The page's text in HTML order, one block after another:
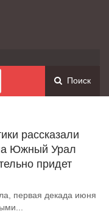
Поиск
рассказали
Южный Урал
придет
первая декада июня